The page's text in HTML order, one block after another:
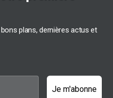
plans, dernières actus et
Je m'abonne